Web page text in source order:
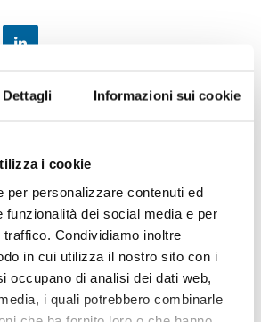
Dettagli Informazioni sui cookie
i cookie
per personalizzare contenuti ed
funzionalità dei social media e per
Condividiamo inoltre
in cui utilizza il nostro sito con i
occupano di analisi dei dati web,
i quali potrebbero combinarle